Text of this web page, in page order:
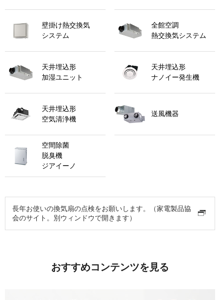
壁掛け熱交換気
システム
全館空調
熱交換気システム
天井埋込形
加湿ユニット
天井埋込形
ナノイー発生機
天井埋込形
空気清浄機
送風機器
空間除菌
脱臭機
ジアイーノ
長年お使いの換気扇の点検をお願いします。（家電製品協
会のサイト。別ウィンドウで開きます）
おすすめコンテンツを見る